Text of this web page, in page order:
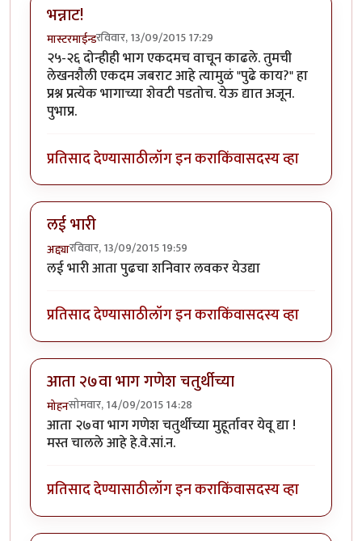
भन्नाट!
मास्टरमाईन्डरविवार, 13/09/2015 17:29
२५-२६ दोन्हीही भाग एकदमच वाचून काढले. तुमची
लेखनशैली एकदम जबराट आहे त्यामुळं "पुढे काय?" हा
प्रश्न प्रत्येक भागाच्या शेवटी पडतोच. येऊ द्यात अजून.
पुभाप्र.
प्रतिसाद देण्यासाठीलॉग इन कराकिंवासदस्य व्हा
लई भारी
अद्द्यारविवार, 13/09/2015 19:59
लई भारी आता पुढचा शनिवार लवकर येउद्या
प्रतिसाद देण्यासाठीलॉग इन कराकिंवासदस्य व्हा
आता २७वा भाग गणेश चतुर्थीच्या
मोहनसोमवार, 14/09/2015 14:28
आता २७वा भाग गणेश चतुर्थीच्या मुहूर्तावर येवू द्या !
मस्त चालले आहे हे.वे.सां.न.
प्रतिसाद देण्यासाठीलॉग इन कराकिंवासदस्य व्हा